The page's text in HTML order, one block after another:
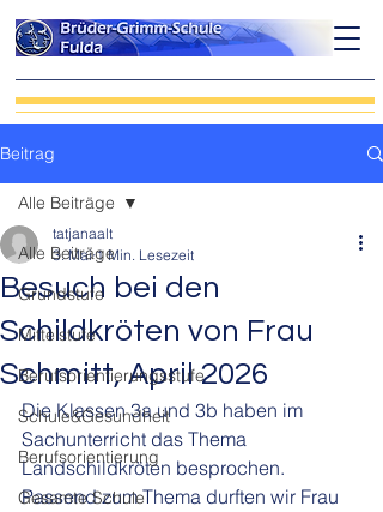
Beitrag
Alle Beiträge
Grundstufe
Mittelstufe
Berufsorientierungsstufe
Schule&Gesundheit
Berufsorientierung
Gesamte Schule
Alle Beiträge
Besuch bei den
Schildkröten von Frau
Schmitt, April 2026
tatjanaalt
3. Mai 1 Min. Lesezeit
Die Klassen 3a und 3b haben im
Sachunterricht das Thema
Landschildkröten besprochen.
Passend zum Thema durften wir Frau